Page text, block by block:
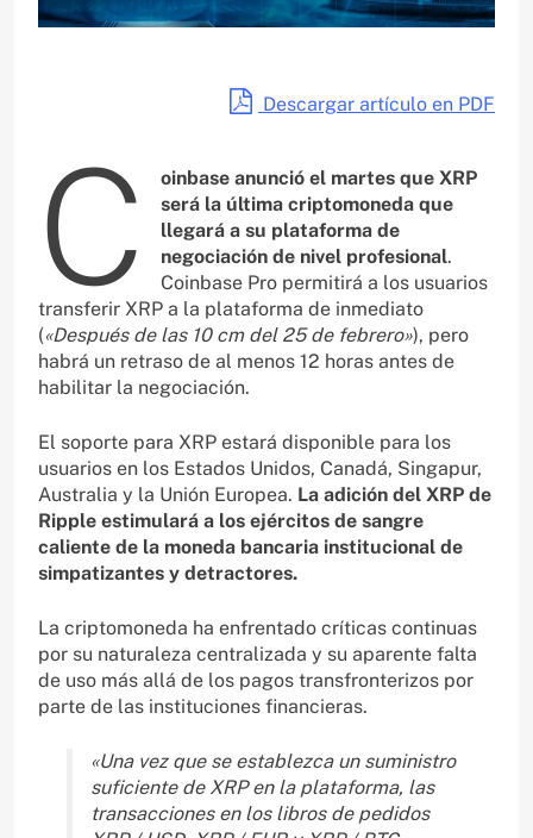
Descargar artículo en PDF
C
oinbase anunció el martes que XRP
será la última criptomoneda que
llegará a su plataforma de
negociación de nivel profesional.
Coinbase Pro permitirá a los usuarios
transferir XRP a la plataforma de inmediato
(«Después de las 10 cm del 25 de febrero»), pero
habrá un retraso de al menos 12 horas antes de
habilitar la negociación.
El soporte para XRP estará disponible para los
usuarios en los Estados Unidos, Canadá, Singapur,
Australia y la Unión Europea. La adición del XRP de
Ripple estimulará a los ejércitos de sangre
caliente de la moneda bancaria institucional de
simpatizantes y detractores.
La criptomoneda ha enfrentado críticas continuas
por su naturaleza centralizada y su aparente falta
de uso más allá de los pagos transfronterizos por
parte de las instituciones financieras.
«Una vez que se establezca un suministro
suficiente de XRP en la plataforma, las
transacciones en los libros de pedidos